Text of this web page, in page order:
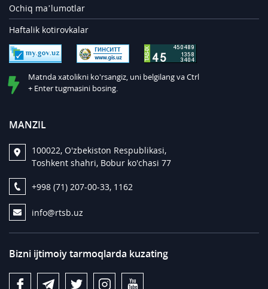
Ochiq ma’lumotlar
Haftalik kotirovkalar
Matnda xatolikni ko'rsangiz, uni belgilang va Ctrl
+ Enter tugmasini bosing.
MANZIL
100022, O'zbekiston Respublikasi,
Toshkent shahri, Bobur ko'chasi 77
+998 (71) 207-00-33, 1162
info@rtsb.uz
Bizni ijtimoiy tarmoqlarda kuzating